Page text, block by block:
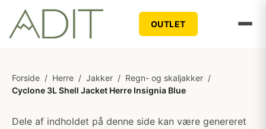
OUTLET
Forside / Herre / Jakker / Regn- og skaljakker /
Cyclone 3L Shell Jacket Herre Insignia Blue
Dele af indholdet på denne side kan være genereret